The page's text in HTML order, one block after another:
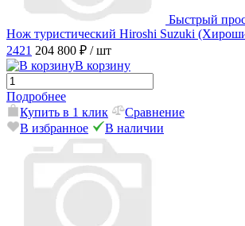
Быстрый
Нож туристический Hiroshi Suzuki
2421 204 800 ₽ / шт
В корзину
Подробнее
Купить в 1 клик
Сравнение
В избранное
В наличии